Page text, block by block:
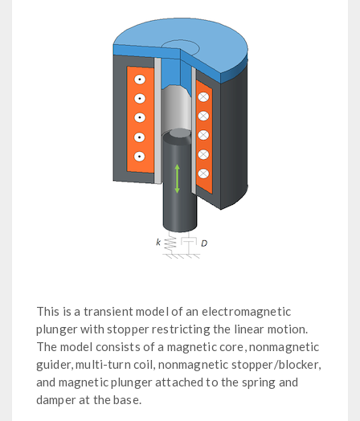
This is a transient model of an electromagnetic
plunger with stopper restricting the linear motion.
The model consists of a magnetic core, nonmagnetic
guider, multi-turn coil, nonmagnetic stopper/blocker,
and magnetic plunger attached to the spring and
damper at the base.